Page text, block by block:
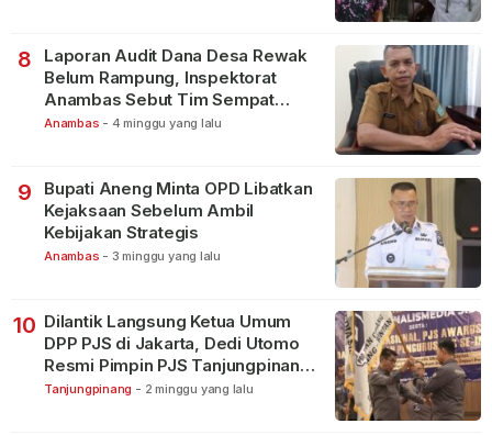
8
Laporan Audit Dana Desa Rewak
Belum Rampung, Inspektorat
Anambas Sebut Tim Sempat
Terbagi Tangani Kasus Lain
Anambas - 4 minggu yang lalu
9
Bupati Aneng Minta OPD Libatkan
Kejaksaan Sebelum Ambil
Kebijakan Strategis
Anambas - 3 minggu yang lalu
10 Dilantik Langsung Ketua Umum
DPP PJS di Jakarta, Dedi Utomo
Resmi Pimpin PJS Tanjungpinang-
Bintan
Tanjungpinang - 2 minggu yang lalu